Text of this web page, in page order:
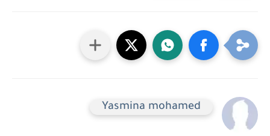
Yasmina mohamed